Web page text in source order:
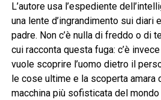
L’autore usa l’espediente
una lente d’ingrandimento sui diari
padre. Non c’è nulla di freddo o di
cui racconta questa fuga: c’è
vuole scoprire l’uomo dietro il
le cose ultime e la scoperta amara
macchina più sofisticata del